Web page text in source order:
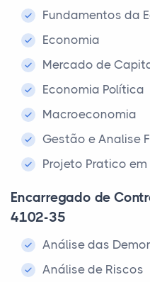
Fundamentos da
Economia
Mercado de
Economia Política
Macroeconomia
Gestão e Analise
Projeto Pratico
Encarregado de
4102-35
Análise das
Análise de Riscos